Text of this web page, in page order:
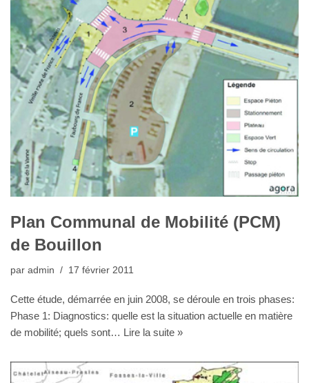
Plan Communal de Mobilité (PCM)
de Bouillon
par admin 17 février 2011
Cette étude, démarrée en juin 2008, se déroule en trois phases:
Phase 1: Diagnostics: quelle est la situation actuelle en matière
de mobilité; quels sont… Lire la suite »